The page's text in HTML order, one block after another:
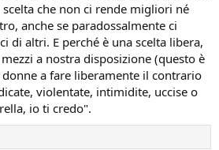
che non ci rende migliori né
anche se paradossalmente ci
di altri. E perché è una scelta libera,
a nostra disposizione (questo è
a fare liberamente il contrario
violentate, intimidite, uccise o
io ti credo".